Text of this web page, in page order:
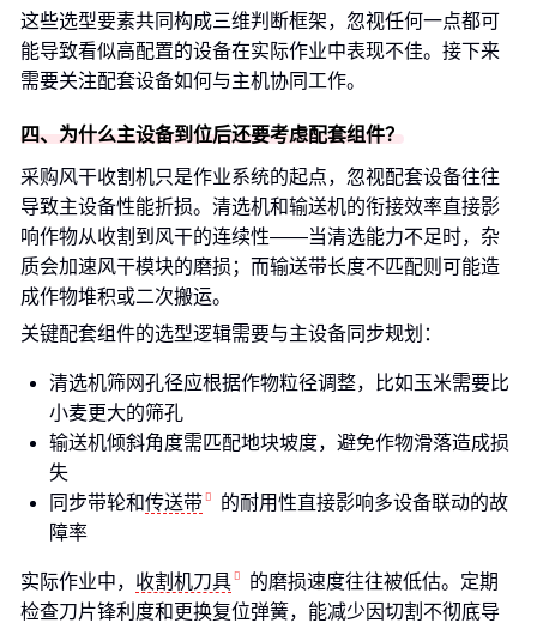
这些选型要素共同构成三维判断框架，忽视任何一点都可
能导致看似高配置的设备在实际作业中表现不佳。接下来
需要关注配套设备如何与主机协同工作。
四、为什么主设备到位后还要考虑配套组件？
采购风干收割机只是作业系统的起点，忽视配套设备往往
导致主设备性能折损。清选机和输送机的衔接效率直接影
响作物从收割到风干的连续性——当清选能力不足时，杂
质会加速风干模块的磨损；而输送带长度不匹配则可能造
成作物堆积或二次搬运。
关键配套组件的选型逻辑需要与主设备同步规划：
清选机筛网孔径应根据作物粒径调整，比如玉米需要比
小麦更大的筛孔
输送机倾斜角度需匹配地块坡度，避免作物滑落造成损
失
同步带轮和传送带
的耐用性直接影响多设备联动的故
障率
实际作业中， 收割机刀具
的磨损速度往往被低估。定期
检查刀片锋利度和更换复位弹簧，能减少因切割不彻底导